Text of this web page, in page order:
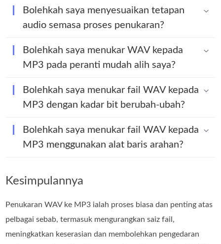
Bolehkah saya menyesuaikan tetapan
audio semasa proses penukaran?
Bolehkah saya menukar WAV kepada
MP3 pada peranti mudah alih saya?
Bolehkah saya menukar fail WAV kepada
MP3 dengan kadar bit berubah-ubah?
Bolehkah saya menukar fail WAV kepada
MP3 menggunakan alat baris arahan?
Kesimpulannya
Penukaran WAV ke MP3 ialah proses biasa dan penting atas
pelbagai sebab, termasuk mengurangkan saiz fail,
meningkatkan keserasian dan membolehkan pengedaran